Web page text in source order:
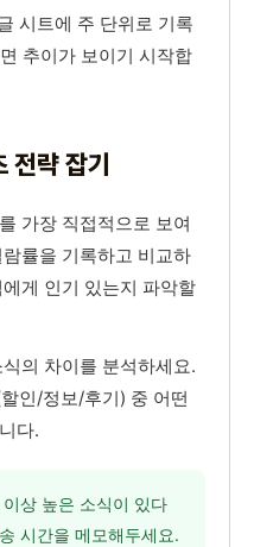
시트에 주 단위로 기록
추이가 보이기 시작합
전략 잡기
가장 직접적으로 보여
률을 기록하고 비교하
게 인기 있는지 파악할
의 차이를 분석하세요.
인/정보/후기) 중 어떤
다.
상 높은 소식이 있다
시간을 메모해두세요.